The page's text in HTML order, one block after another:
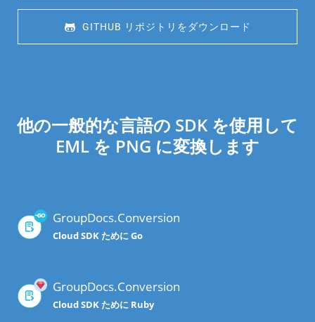
GITHUB リポジトリをダウンロード
他の一般的な言語の SDK を使用して
EML を PNG に変換します
GroupDocs.Conversion
Cloud SDK ために Go
GroupDocs.Conversion
Cloud SDK ために Ruby